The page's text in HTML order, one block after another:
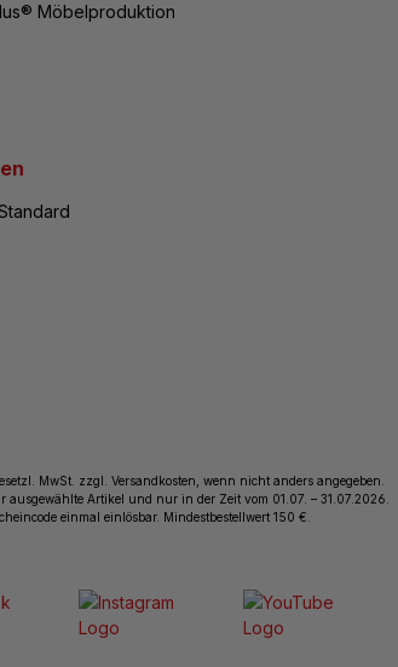
Möbelproduktion
MwSt. zzgl. Versandkosten, wenn nicht anders angegeben.
Artikel und nur in der Zeit vom 01.07. – 31.07.2026.
einmal einlösbar. Mindestbestellwert 150 €.